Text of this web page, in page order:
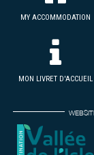
MY ACCOMMODATION
MON LIVRET D'ACCUEIL